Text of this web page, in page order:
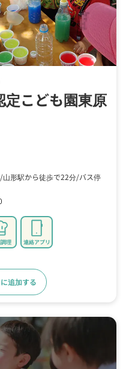
こども園東原
山形駅から徒歩で22分 バス停
理 連絡アプリ
追加する